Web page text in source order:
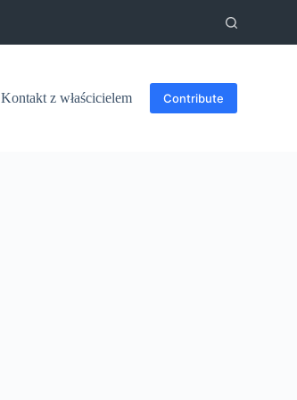
Kontakt z właścicielem Contribute